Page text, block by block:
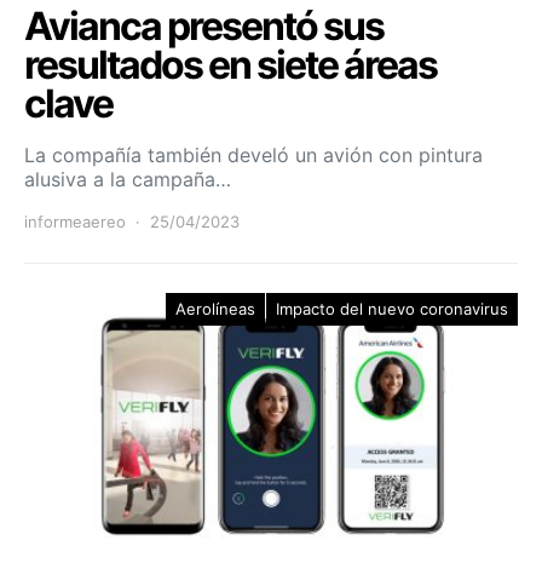
Avianca presentó sus
resultados en siete áreas
clave
La compañía también develó un avión con pintura
alusiva a la campaña…
informeaereo 25/04/2023
Aerolíneas Impacto del nuevo coronavirus